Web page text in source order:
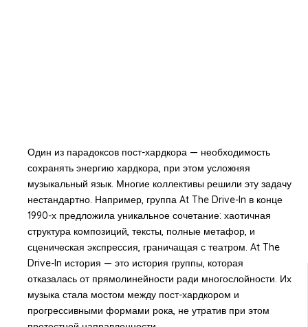
Один из парадоксов пост-хардкора — необходимость
сохранять энергию хардкора, при этом усложняя
музыкальный язык. Многие коллективы решили эту задачу
нестандартно. Например, группа At The Drive-In в конце
1990-х предложила уникальное сочетание: хаотичная
структура композиций, тексты, полные метафор, и
сценическая экспрессия, граничащая с театром. At The
Drive-In история — это история группы, которая
отказалась от прямолинейности ради многослойности. Их
музыка стала мостом между пост-хардкором и
прогрессивными формами рока, не утратив при этом